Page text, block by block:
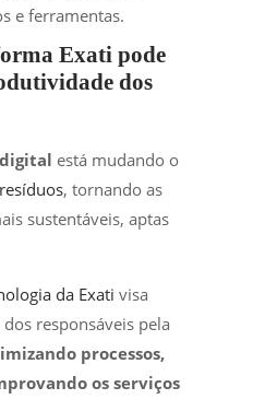
e ferramentas.
Exati pode
dos
está mudando o
, tornando as
sustentáveis, aptas
da Exati visa
responsáveis pela
processos,
os serviços